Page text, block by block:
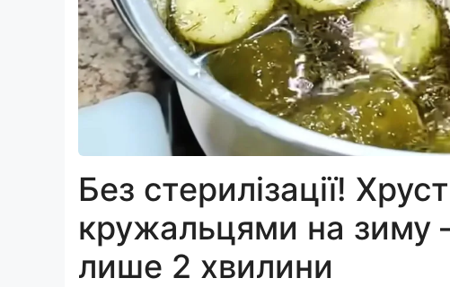
Без стерилізації!
кружальцями на зиму
лише 2 хвилини